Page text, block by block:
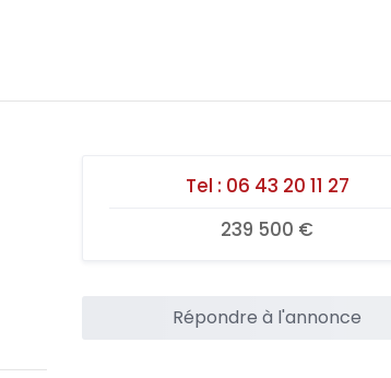
Tel : 06 43 20 11 27
239 500 €
Répondre à l'annonce